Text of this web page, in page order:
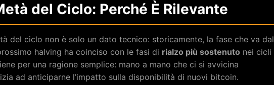
del Ciclo: Perché È Rilevante
del ciclo non è solo un dato tecnico: storicamente, la fase che va dal
halving ha coinciso con le fasi di rialzo più sostenuto nei cicli
per una ragione semplice: mano a mano che ci si avvicina
ad anticiparne l’impatto sulla disponibilità di nuovi bitcoin.